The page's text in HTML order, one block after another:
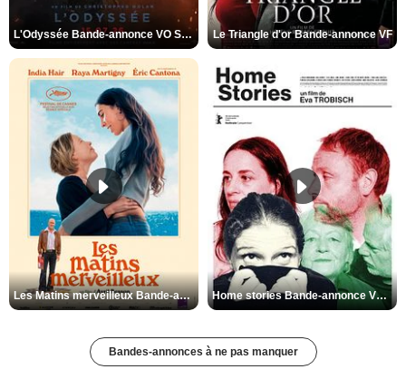
L'Odyssée Bande-annonce VO STFR Le Triangle d'or Bande-annonce VF
Les Matins merveilleux Bande-annonce VF Home stories Bande-annonce VO STFR
Bandes-annonces à ne pas manquer